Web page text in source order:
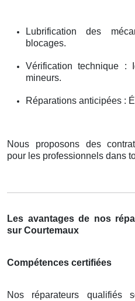
Lubrification des
blocages.
Vérification technique :
mineurs.
Réparations anticipées :
Nous proposons des
pour les professionnels dans
Les avantages de nos
sur Courtemaux
Compétences certifiées
Nos réparateurs qualifiés